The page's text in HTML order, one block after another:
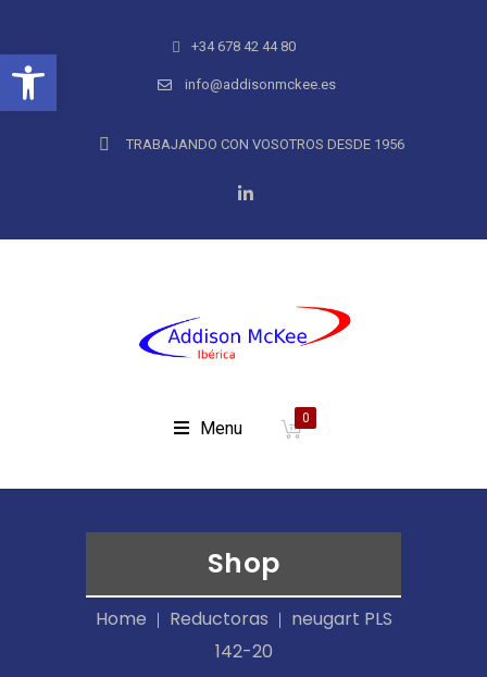
Abrir barra de herramientas+34 678 42 44 80
info@addisonmckee.es
TRABAJANDO CON VOSOTROS DESDE 1956
Menu 0
Shop
Home Reductoras
neugart PLS
142-20